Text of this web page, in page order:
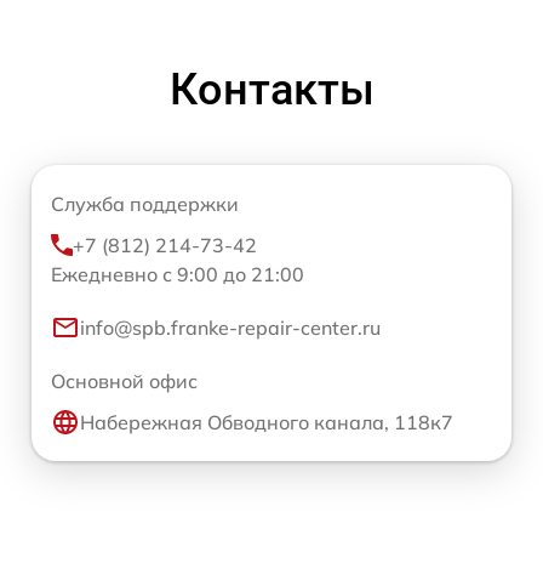
Контакты
Служба поддержки
+7 (812) 214-73-42
Ежедневно с 9:00 до 21:00
info@spb.franke-repair-center.ru
Основной офис
Набережная Обводного канала, 118к7